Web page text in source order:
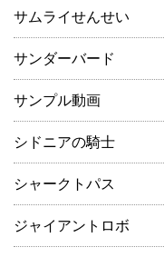
サムライせんせい
サンダーバード
サンプル動画
シドニアの騎士
シャークトパス
ジャイアントロボ